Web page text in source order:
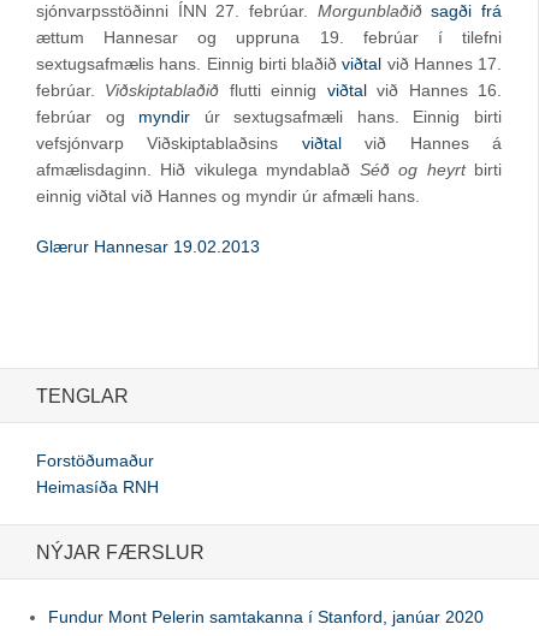
sjónvarpsstöðinni ÍNN 27. febrúar. Morgunblaðið sagði frá
ættum Hannesar og uppruna 19. febrúar í tilefni
sextugsafmælis hans. Einnig birti blaðiðviðtal við Hannes 17.
febrúar. Viðskiptablaðið flutti einnig viðtalvið Hannes 16.
febrúar og myndir úr sextugsafmæli hans. Einnig birti
vefsjónvarp Viðskiptablaðsins viðtalvið Hannes á
afmælisdaginn. Hið vikulega myndablað Séð og heyrtbirti
einnig viðtal við Hannes og myndir úr afmæli hans.
Glærur Hannesar 19.02.2013
TENGLAR
Forstöðumaður
Heimasíða RNH
NÝJAR FÆRSLUR
Fundur Mont Pelerin samtakanna í Stanford, janúar 2020